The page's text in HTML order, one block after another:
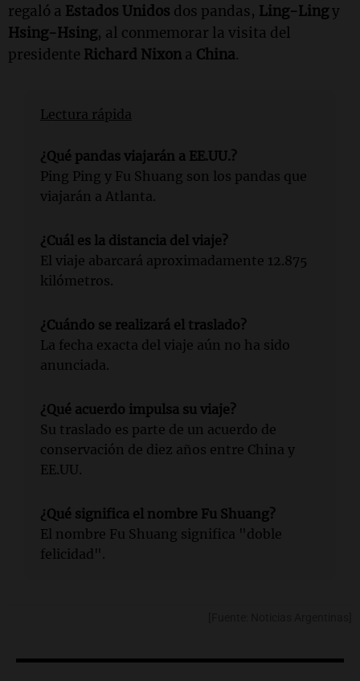
regaló a Estados Unidos dos pandas, Ling-Lingy
Hsing-Hsing, al conmemorar la visita del
presidente Richard Nixon a China.
Lectura rápida
¿Qué pandas viajarán a EE.UU.?
Ping Ping y Fu Shuang son los pandas que
viajarán a Atlanta.
¿Cuál es la distancia del viaje?
El viaje abarcará aproximadamente 12.875
kilómetros.
¿Cuándo se realizará el traslado?
La fecha exacta del viaje aún no ha sido
anunciada.
¿Qué acuerdo impulsa su viaje?
Su traslado es parte de un acuerdo de
conservación de diez años entre China y
EE.UU.
¿Qué significa el nombre Fu Shuang?
El nombre Fu Shuang significa "doble
felicidad".